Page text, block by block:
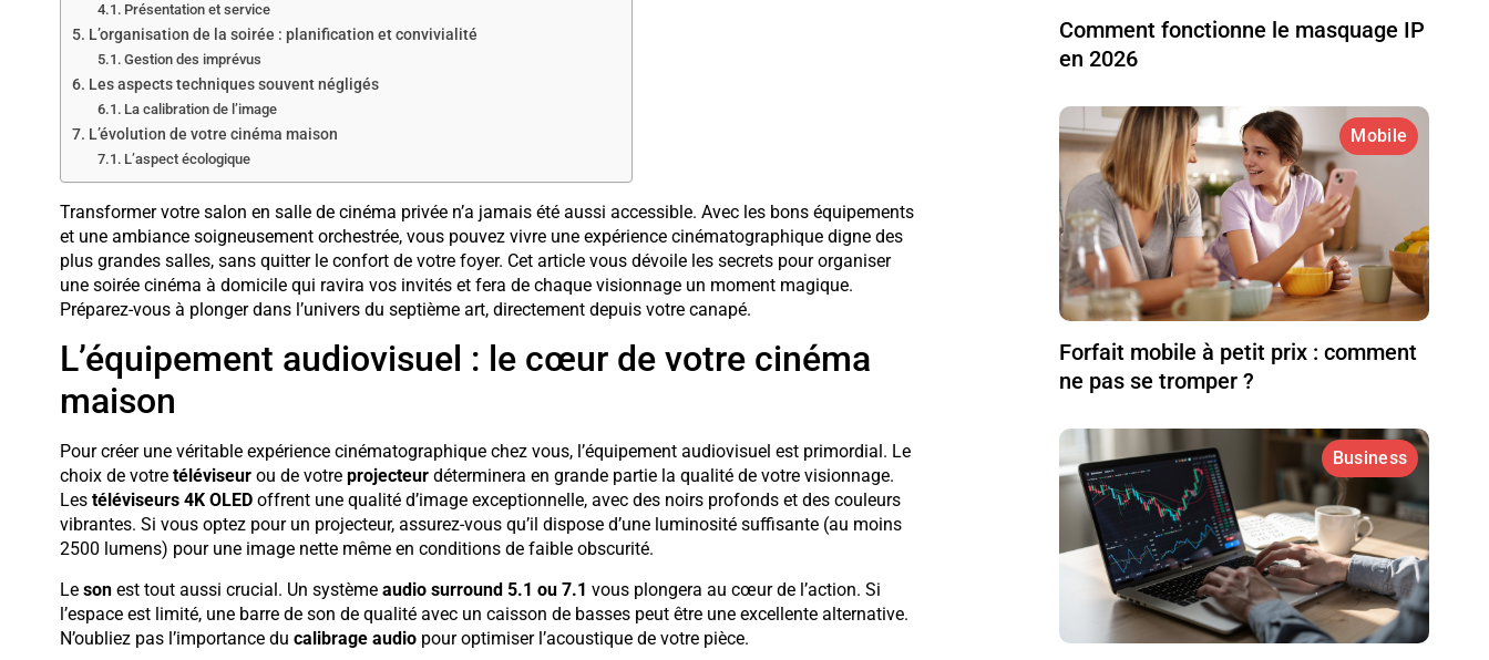
Présentation et service
L’organisation de la soirée : planification et convivialité
Gestion des imprévus
Les aspects techniques souvent négligés
La calibration de l’image
L’évolution de votre cinéma maison
L’aspect écologique
Transformer votre salon en salle de cinéma privée n’a jamais été aussi accessible. Avec les bons équipements
et une ambiance soigneusement orchestrée, vous pouvez vivre une expérience cinématographique digne des
plus grandes salles, sans quitter le confort de votre foyer. Cet article vous dévoile les secrets pour organiser
une soirée cinéma à domicile qui ravira vos invités et fera de chaque visionnage un moment magique.
Préparez-vous à plonger dans l’univers du septième art, directement depuis votre canapé.
L’équipement audiovisuel : le cœur de votre cinéma
maison
Pour créer une véritable expérience cinématographique chez vous, l’équipement audiovisuel est primordial. Le
choix de votre téléviseurou de votre projecteurdéterminera en grande partie la qualité de votre visionnage.
Les téléviseurs 4K OLEDoffrent une qualité d’image exceptionnelle, avec des noirs profonds et des couleurs
vibrantes. Si vous optez pour un projecteur, assurez-vous qu’il dispose d’une luminosité suffisante (au moins
2500 lumens) pour une image nette même en conditions de faible obscurité.
Le sonest tout aussi crucial. Un système audio surround 5.1 ou 7.1 vous plongera au cœur de l’action. Si
l’espace est limité, une barre de son de qualité avec un caisson de basses peut être une excellente alternative.
N’oubliez pas l’importance du calibrage audiopour optimiser l’acoustique de votre pièce.
Comment fonctionne le masquage IP
en 2026
Mobile
Forfait mobile à petit prix : comment
ne pas se tromper ?
Business